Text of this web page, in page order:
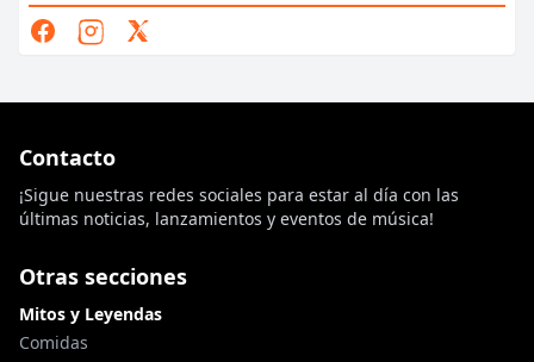
Contacto
¡Sigue nuestras redes sociales para estar al día con las
últimas noticias, lanzamientos y eventos de música!
Otras secciones
Mitos y Leyendas
Comidas